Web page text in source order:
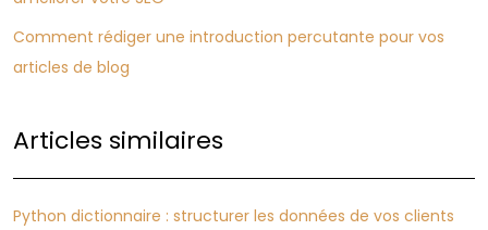
Comment rédiger une introduction percutante pour vos
articles de blog
Articles similaires
Python dictionnaire : structurer les données de vos clients